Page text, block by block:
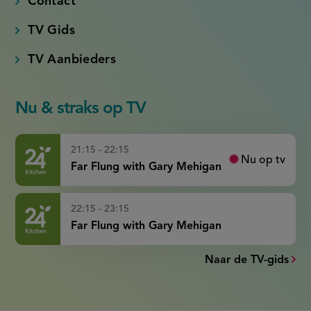
TV Gids
TV Aanbieders
Nu & straks op TV
21:15 - 22:15
Far Flung with Gary Mehigan
Nu op tv
22:15 - 23:15
Far Flung with Gary Mehigan
Naar de TV-gids